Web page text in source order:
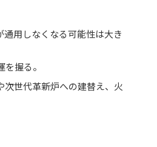
用しなくなる可能性は大き
握る。
世代革新炉への建替え、火